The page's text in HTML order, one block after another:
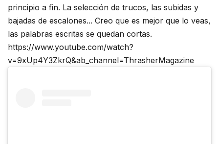
principio a fin. La selección de trucos, las subidas y
bajadas de escalones... Creo que es mejor que lo veas,
las palabras escritas se quedan cortas.
https://www.youtube.com/watch?
v=9xUp4Y3ZkrQ&ab_channel=ThrasherMagazine